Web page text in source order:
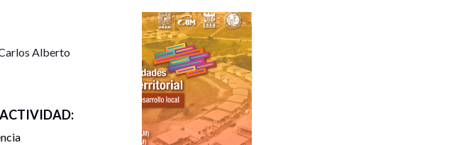
esta actividad.
Alberto